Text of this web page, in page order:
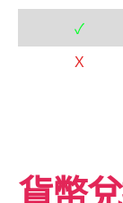
✓
X
貨幣